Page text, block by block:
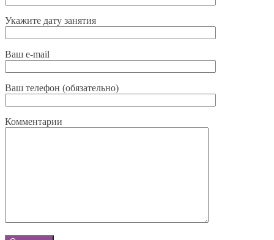
Укажите дату занятия
Ваш e-mail
Ваш телефон (обязательно)
Комментарии